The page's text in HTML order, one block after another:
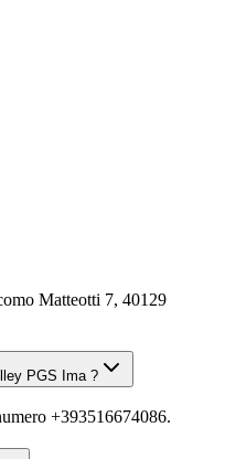
Matteotti 7, 40129
PGS Ima ?
+393516674086.